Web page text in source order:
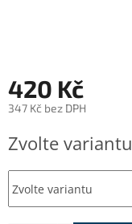
420 Kč
347 Kč bez DPH
cena:
Zvolte variantu